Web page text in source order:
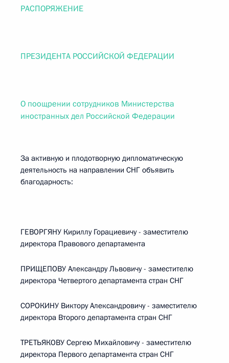
РАСПОРЯЖЕНИЕ
ПРЕЗИДЕНТА РОССИЙСКОЙ ФЕДЕРАЦИИ
О поощрении сотрудников Министерства
иностранных дел Российской Федерации
За активную и плодотворную дипломатическую
деятельность на направлении СНГ объявить
благодарность:
ГЕВОРГЯНУ Кириллу Горациевичу - заместителю
директора Правового департамента
ПРИЩЕПОВУ Александру Львовичу - заместителю
директора Четвертого департамента стран СНГ
СОРОКИНУ Виктору Александровичу - заместителю
директора Второго департамента стран СНГ
ТРЕТЬЯКОВУ Сергею Михайловичу - заместителю
директора Первого департамента стран СНГ